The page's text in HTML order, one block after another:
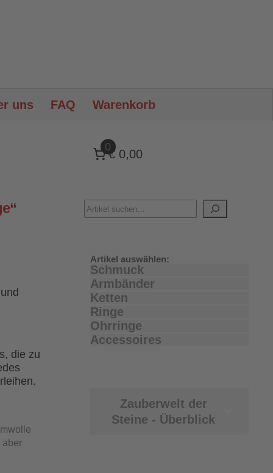
uns FAQ Warenkorb
die zu
aber
0
€ 0,00
Artikel auswählen:
Schmuck
Armbänder
Ketten
Ringe
Ohrringe
Accessoires
Zauberwelt der
Steine - Überblick